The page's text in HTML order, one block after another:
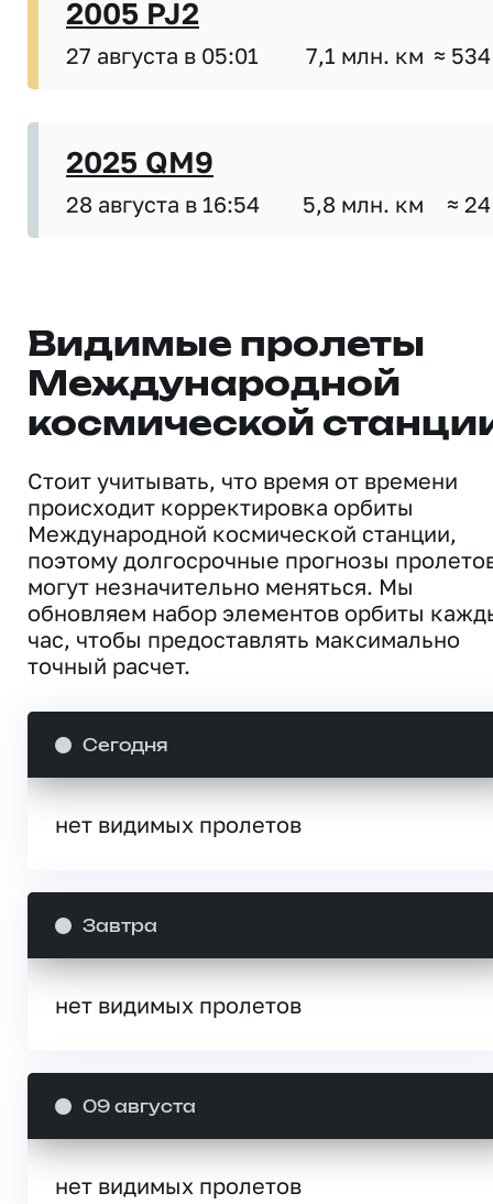
2005 PJ2
27 августа в 05:01 7,1 млн. км ≈
2025 QM9
28 августа в 16:54 5,8 млн. км ≈
Видимые пролеты
Международной
космической
Стоит учитывать, что время от времени
происходит корректировка орбиты
Международной космической станции,
поэтому долгосрочные прогнозы
могут незначительно меняться. Мы
обновляем набор элементов орбиты
час, чтобы предоставлять максимально
точный расчет.
Сегодня
нет видимых пролетов
Завтра
нет видимых пролетов
09 августа
нет видимых пролетов